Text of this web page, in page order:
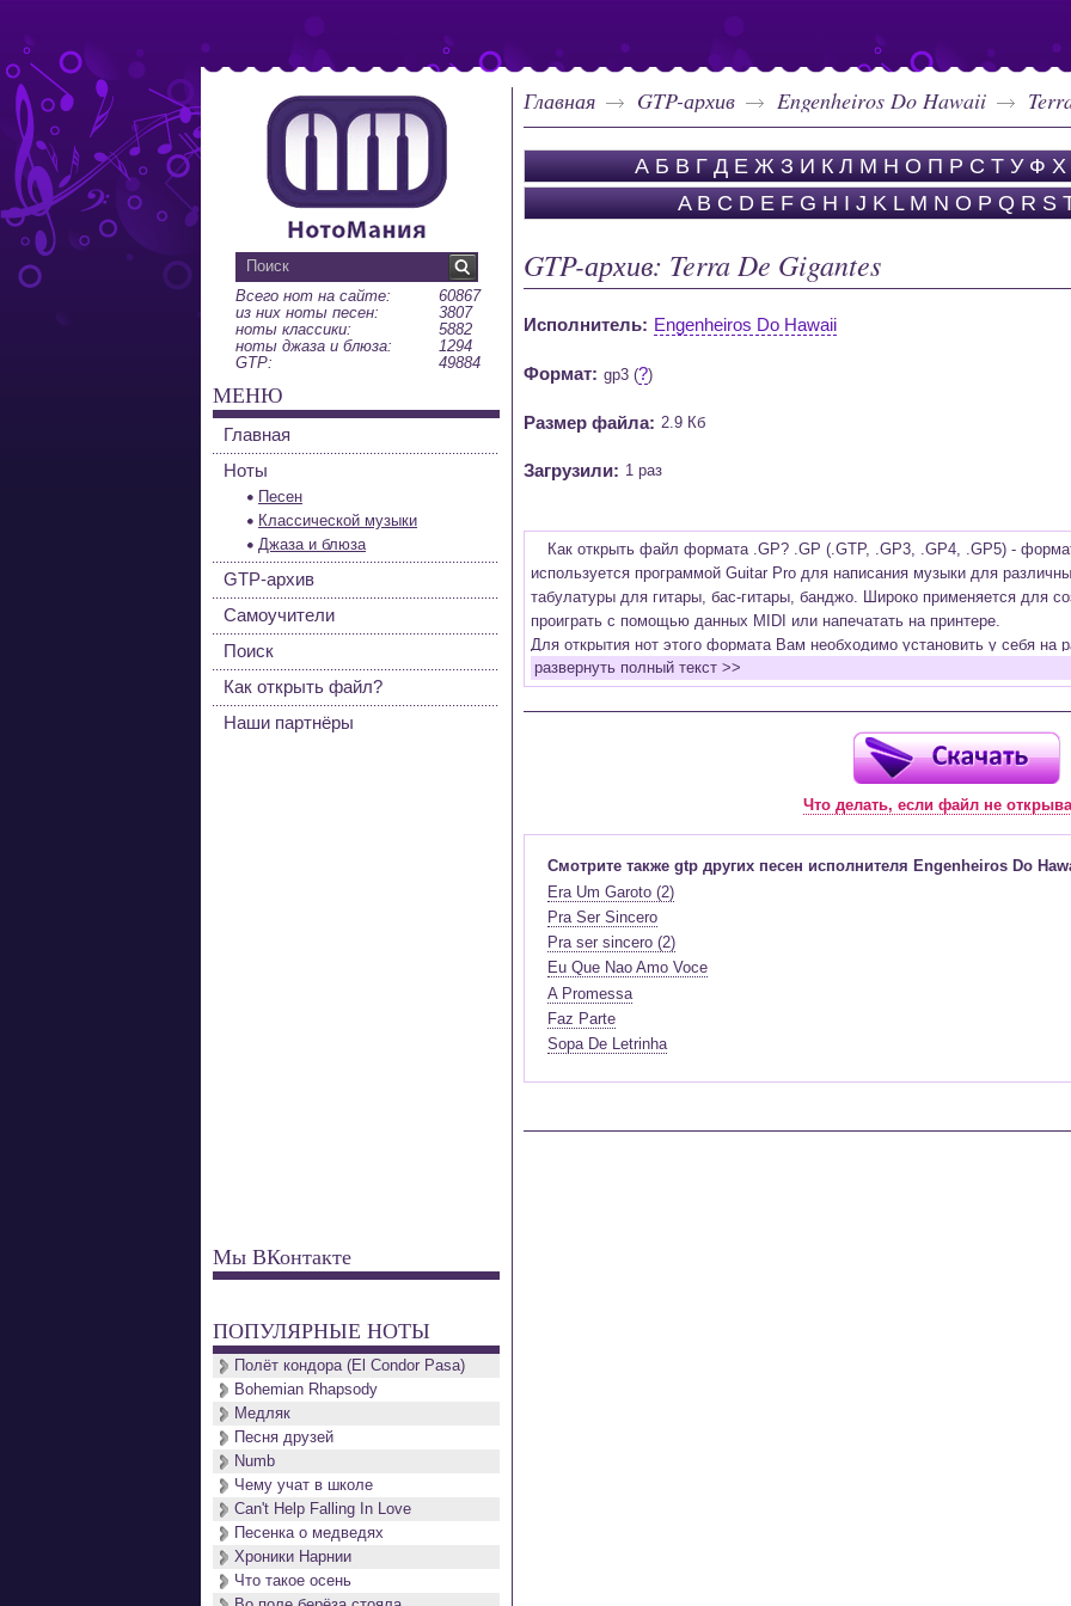
Главная GTP-архив Engenheiros Do Hawaii
А Б В Г Д Е Ж З И К Л М Н О П Р С Т У Ф Х
A B C D E F G H I J K L M N O P Q R S
GTP-архив: Terra De Gigantes
Исполнитель: Engenheiros Do Hawaii
Формат: gp3 (?)
Размер файла: 2.9 Кб
Загрузили: 1 раз
Как открыть файл формата .GP? .GP (.GTP, .GP3, .GP4, .GP5) -
используется программой Guitar Pro для написания музыки для
табулатуры для гитары, бас-гитары, банджо. Широко применяется для
проиграть с помощью данных MIDI или напечатать на принтере.
Для открытия нот этого формата Вам необходимо установить у себя на
(желательно, последней версии). Скачать её можно с официального
бесплатную версию на руском языке (Найти).
Запись музыкальных произведений для гитары, бас-гитары, банджо и
в виде табулатур или нотной графики (при создании табулатуры
Создание произведений для духовых, струнных, клавишных и других
Создание партий для барабанов и перкуссии;
Интеграция текста песен в ноты и привязка его к нотам дорожек с
Встроенный определитель и визуализатор аккордов для гитары;
Экспортирование музыкальных партитур в MIDI, ASCII, MusicXML, WAV,
к печати;
Импортирование из MIDI, ASCII,MusicXML, Power Tab (.ptb), TablEdit (.tef)
Виртуальный гитарный гриф, клавиатура фортепиано и панель ударных
ноты, проигрываемые в текущий момент. Удобное создание и
инструмента с их помощью;
развернуть полный текст >>
Что делать, если файл не
Смотрите также gtp других песен исполнителя Engenheiros Do
Era Um Garoto (2)
Pra Ser Sincero
Pra ser sincero (2)
Eu Que Nao Amo Voce
A Promessa
Faz Parte
Sopa De Letrinha
Всего нот на сайте:
60867
из них ноты песен:
3807
ноты классики:
5882
ноты джаза и блюза:
1294
GTP:
49884
МЕНЮ
Главная
Ноты
Песен
Классической музыки
Джаза и блюза
GTP-архив
Самоучители
Поиск
Как открыть файл?
Наши партнёры
Мы ВКонтакте
ПОПУЛЯРНЫЕ НОТЫ
Полёт кондора (El Condor Pasa)
Bohemian Rhapsody
Медляк
Песня друзей
Numb
Чему учат в школе
Can't Help Falling In Love
Песенка о медведях
Хроники Нарнии
Что такое осень